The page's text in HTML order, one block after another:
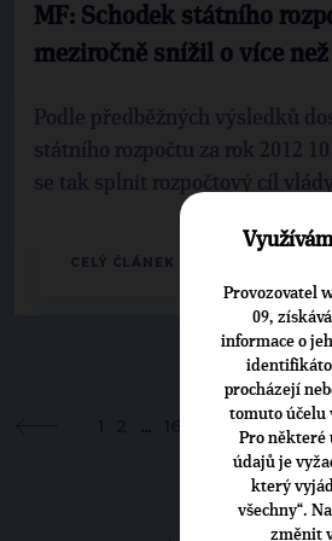
MF: Schodek státního
meziročně snížil o více
Podle předběžných výsledků
státního rozpočtu za rok 2012
se tak splnit rozpočtový cíl
CELÝ ČLÁNEK
... 167 168
Provozovatel
09,
informace o
procházejí
tomuto účelu
Pro některé
údajů je
který
všechny“.
změnit